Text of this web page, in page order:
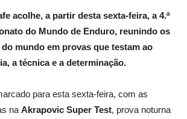
acolhe, a partir desta sexta-feira, a 4.ª
do Mundo de Enduro, reunindo os
mundo em provas que testam ao
a técnica e a determinação.
para esta sexta-feira, com as
na Akrapovic Super Test, prova noturna